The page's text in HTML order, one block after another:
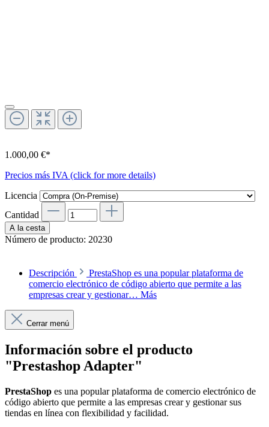
1.000,00 €*
Precios más IVA (click for more details)
Licencia
Cantidad
A la cesta
Número de producto: 20230
Descripción
PrestaShop es una popular plataforma de
comercio electrónico de código abierto que permite a las
empresas crear y gestionar… Más
Cerrar menú
Información sobre el producto
"Prestashop Adapter"
PrestaShop es una popular plataforma de comercio electrónico de
código abierto que permite a las empresas crear y gestionar sus
tiendas en línea con flexibilidad y facilidad.